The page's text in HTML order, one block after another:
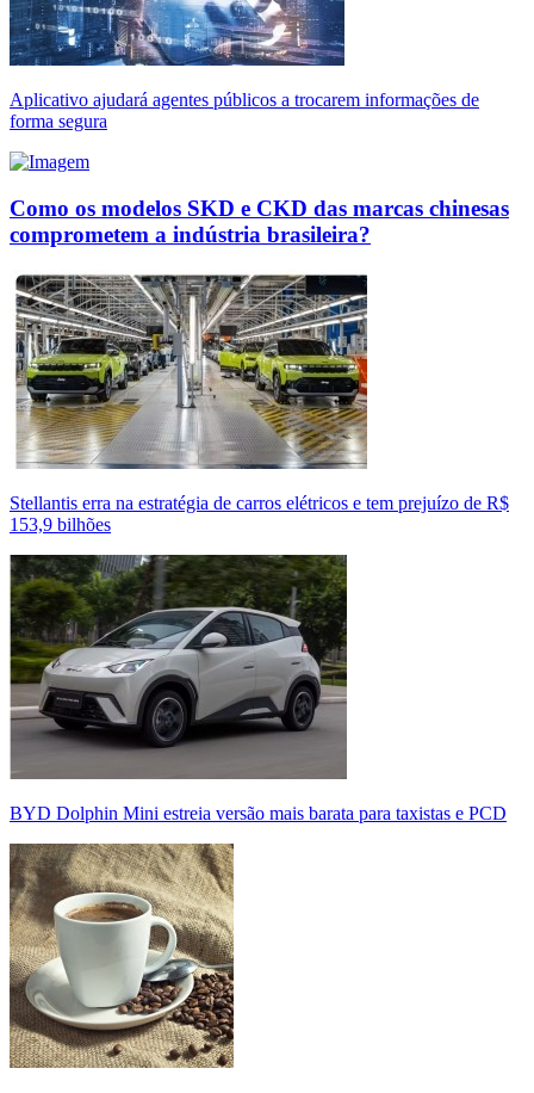
Aplicativo ajudará agentes públicos a trocarem informações de
forma segura
Como os modelos SKD e CKD das marcas chinesas
comprometem a indústria brasileira?
Stellantis erra na estratégia de carros elétricos e tem prejuízo de R$
153,9 bilhões
BYD Dolphin Mini estreia versão mais barata para taxistas e PCD